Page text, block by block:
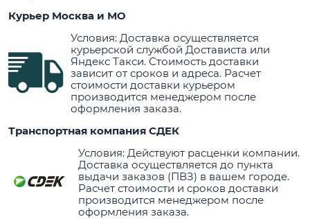
Курьер Москва и МО
Условия: Доставка осуществляется
курьерской службой Достависта или
Яндекс Такси. Стоимость доставки
зависит от сроков и адреса. Расчет
стоимости доставки курьером
производится менеджером после
оформления заказа.
Транспортная компания СДЕК
Условия: Действуют расценки компании.
Доставка осуществляется до пункта
выдачи заказов (ПВЗ) в вашем городе.
Расчет стоимости и сроков доставки
производится менеджером после
оформления заказа.